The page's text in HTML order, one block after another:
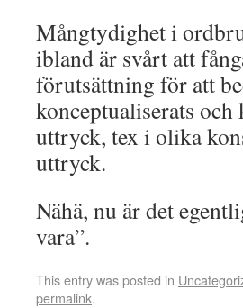
Mångtydighet i
ibland är svårt att
förutsättning för att
konceptualiserats och
uttryck, tex i olika
uttryck.
Nähä, nu är det
vara”.
This entry was posted in
permalink.